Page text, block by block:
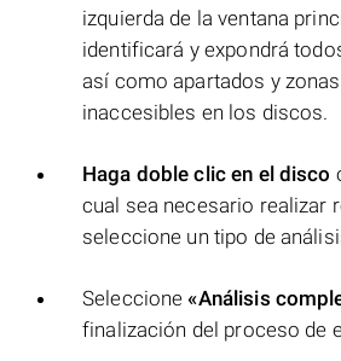
izquierda de la ventana
identificará y expondrá
así como apartados y
inaccesibles en los discos.
Haga doble clic en el disco
cual sea necesario realizar
seleccione un tipo de
Seleccione«Análisis
finalización del proceso de